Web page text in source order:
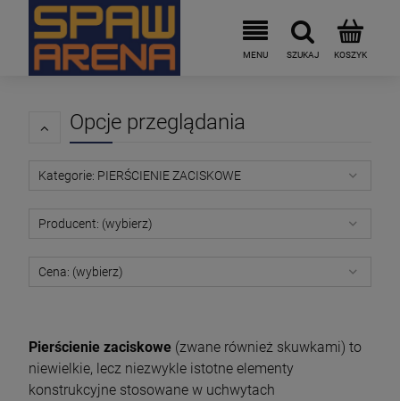
Opcje przeglądania
Kategorie: PIERŚCIENIE ZACISKOWE
Producent: (wybierz)
Cena: (wybierz)
Pierścienie zaciskowe (zwane również skuwkami) to
niewielkie, lecz niezwykle istotne elementy
konstrukcyjne stosowane w uchwytach